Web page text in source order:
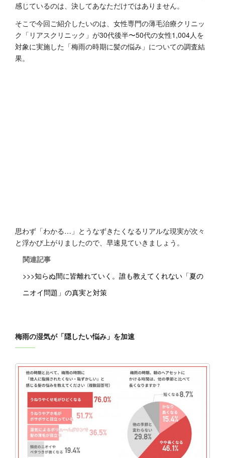
感じているのは、決してあなただけではありません。
そこで今回ご紹介したいのは、女性専門の薄毛治療クリニッ
ク「リアスクリニック」が30代後半〜50代の女性1,004人を
対象に実施した「梅雨の時期に髪の悩み」についての調査結
果。
思わず「わかる…」とうなずきたくなるリアルな現実が次々
と浮かび上がりましたので、早速見ていきましょう。
関連記事
>>>知らぬ間に皆離れていく。誰も教えてくれない「夏の
ニオイ問題」の真実と対策
梅雨の湿気が「隠したい悩み」を加速